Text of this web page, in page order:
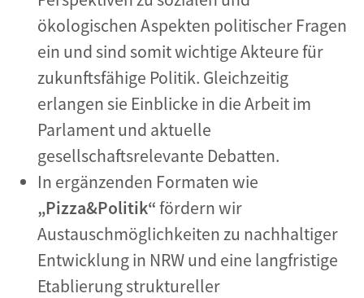
ökologischen Aspekten politischer Fragen
ein und sind somit wichtige Akteure für
zukunftsfähige Politik. Gleichzeitig
erlangen sie Einblicke in die Arbeit im
Parlament und aktuelle
gesellschaftsrelevante Debatten.
In ergänzenden Formaten wie
„Pizza&Politik“fördern wir
Austauschmöglichkeiten zu nachhaltiger
Entwicklung in NRW und eine langfristige
Etablierung struktureller